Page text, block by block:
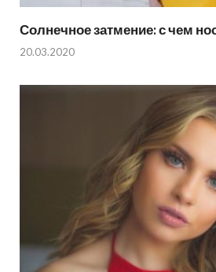
Солнечное затмение: с чем
20.03.2020